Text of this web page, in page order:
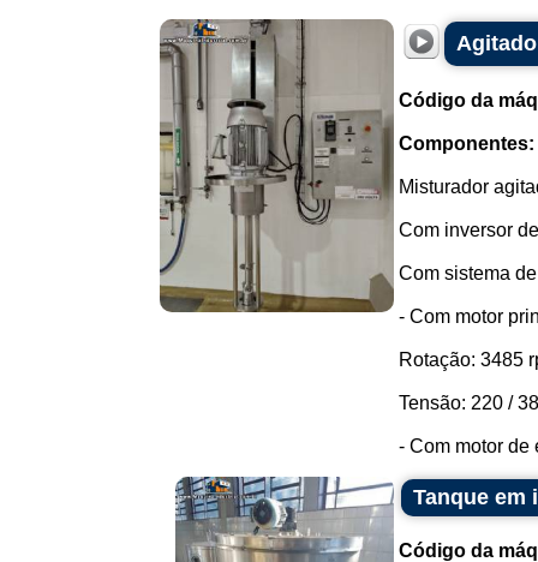
Código da
Componentes:
Misturador
Com inversor
Com sistema
- Com motor
Rotação: 3485
Tensão: 220 /
- Com motor de
Tanque em
Código da